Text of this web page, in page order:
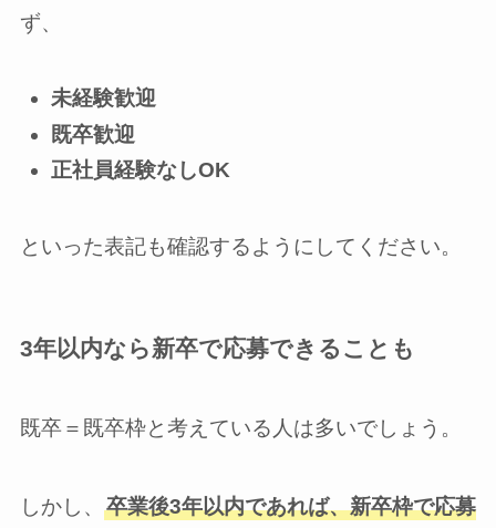
ず、
未経験歓迎
既卒歓迎
正社員経験なしOK
といった表記も確認するようにしてください。
3年以内なら新卒で応募できることも
既卒＝既卒枠と考えている人は多いでしょう。
しかし、 卒業後3年以内であれば、新卒枠で応募